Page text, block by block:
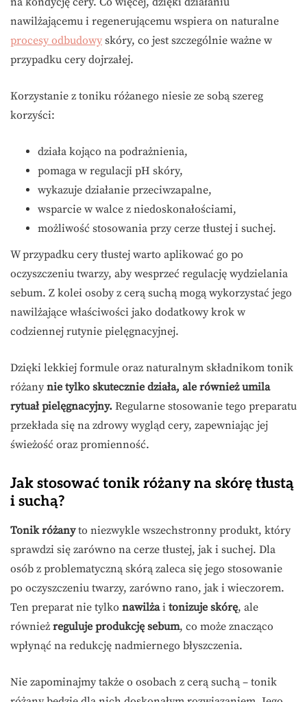
nawilżającemu i regenerującemu wspiera on naturalne
procesy odbudowy skóry, co jest szczególnie ważne w
przypadku cery dojrzałej.
Korzystanie z toniku różanego niesie ze sobą szereg
korzyści:
działa kojąco na podrażnienia,
pomaga w regulacji pH skóry,
wykazuje działanie przeciwzapalne,
wsparcie w walce z niedoskonałościami,
możliwość stosowania przy cerze tłustej i suchej.
W przypadku cery tłustej warto aplikować go po
oczyszczeniu twarzy, aby wesprzeć regulację wydzielania
sebum. Z kolei osoby z cerą suchą mogą wykorzystać jego
nawilżające właściwości jako dodatkowy krok w
codziennej rutynie pielęgnacyjnej.
Dzięki lekkiej formule oraz naturalnym składnikom tonik
różany nie tylko skutecznie działa, ale również umila
rytuał pielęgnacyjny. Regularne stosowanie tego preparatu
przekłada się na zdrowy wygląd cery, zapewniając jej
świeżość oraz promienność.
Jak stosować tonik różany na skórę tłustą
i suchą?
Tonik różanyto niezwykle wszechstronny produkt, który
sprawdzi się zarówno na cerze tłustej, jak i suchej. Dla
osób z problematyczną skórą zaleca się jego stosowanie
po oczyszczeniu twarzy, zarówno rano, jak i wieczorem.
Ten preparat nie tylko nawilżai tonizuje skórę, ale
również reguluje produkcję sebum, co może znacząco
wpłynąć na redukcję nadmiernego błyszczenia.
Nie zapominajmy także o osobach z cerą suchą – tonik